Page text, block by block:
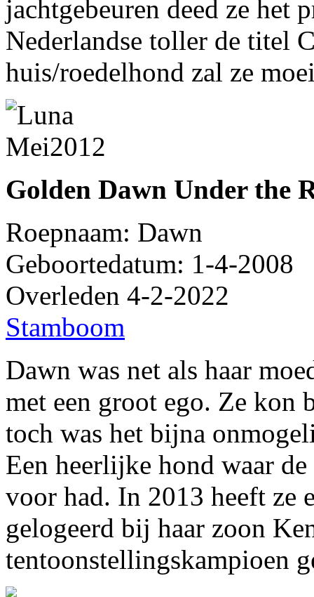
jachtgebeuren deed ze het
Nederlandse toller de titel
huis/roedelhond zal ze
Golden Dawn Under the
Roepnaam: Dawn
Geboortedatum: 1-4-2008
Overleden 4-2-2022
Stamboom
Dawn was net als haar
met een groot ego. Ze
toch was het bijna
Een heerlijke hond waar
voor had. In 2013 heeft ze
gelogeerd bij haar zoon
tentoonstellingskampioen